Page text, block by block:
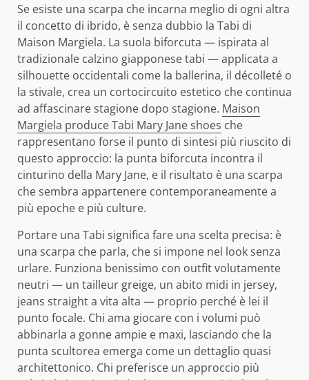
Se esiste una scarpa che incarna meglio di ogni altra
il concetto di ibrido, è senza dubbio la Tabi di
Maison Margiela. La suola biforcuta — ispirata al
tradizionale calzino giapponese tabi — applicata a
silhouette occidentali come la ballerina, il décolleté o
la stivale, crea un cortocircuito estetico che continua
ad affascinare stagione dopo stagione. Maison
Margiela produce Tabi Mary Jane shoes che
rappresentano forse il punto di sintesi più riuscito di
questo approccio: la punta biforcuta incontra il
cinturino della Mary Jane, e il risultato è una scarpa
che sembra appartenere contemporaneamente a
più epoche e più culture.
Portare una Tabi significa fare una scelta precisa: è
una scarpa che parla, che si impone nel look senza
urlare. Funziona benissimo con outfit volutamente
neutri — un tailleur greige, un abito midi in jersey,
jeans straight a vita alta — proprio perché è lei il
punto focale. Chi ama giocare con i volumi può
abbinarla a gonne ampie e maxi, lasciando che la
punta scultorea emerga come un dettaglio quasi
architettonico. Chi preferisce un approccio più